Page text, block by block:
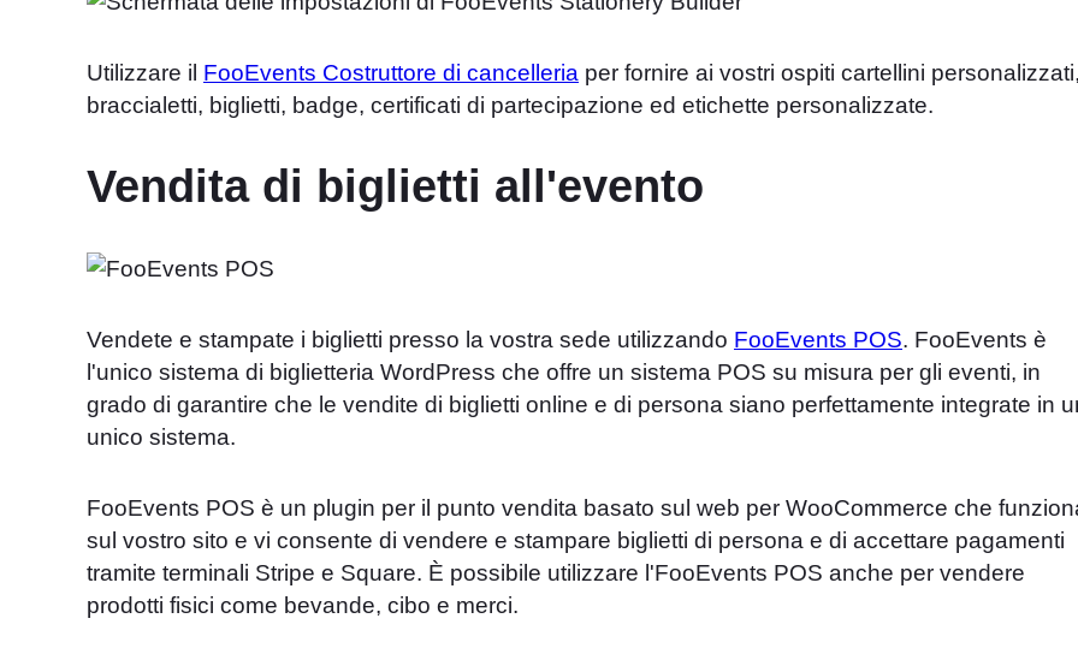
Utilizzare il FooEvents Costruttore di cancelleria per fornire ai vostri ospiti cartellini
braccialetti, biglietti, badge, certificati di partecipazione ed etichette personalizzate.
Vendita di biglietti all'evento
Vendete e stampate i biglietti presso la vostra sede utilizzando FooEvents POS. FooEvents è
l'unico sistema di biglietteria WordPress che offre un sistema POS su misura per gli eventi, in
grado di garantire che le vendite di biglietti online e di persona siano perfettamente integrate in
unico sistema.
FooEvents POS è un plugin per il punto vendita basato sul web per WooCommerce che
sul vostro sito e vi consente di vendere e stampare biglietti di persona e di accettare pagamenti
tramite terminali Stripe e Square. È possibile utilizzare l'FooEvents POS anche per vendere
prodotti fisici come bevande, cibo e merci.